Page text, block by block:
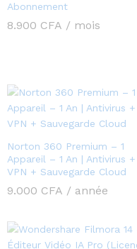
Abonnement
8.900 CFA / mois
Norton 360 Premium – 1
Appareil – 1 An | Antivirus +
VPN + Sauvegarde Cloud
9.000 CFA / année